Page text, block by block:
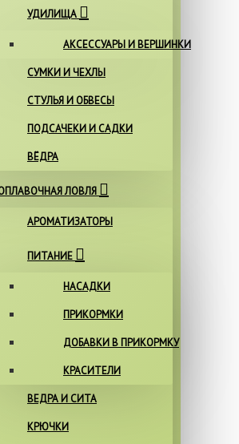
УДИЛИЩА
АКСЕССУАРЫ И ВЕРШИНКИ
СУМКИ И ЧЕХЛЫ
СТУЛЬЯ И ОБВЕСЫ
ПОДСАЧЕКИ И САДКИ
ВЁДРА
ЛОВЛЯ
АРОМАТИЗАТОРЫ
ПИТАНИЕ
НАСАДКИ
ПРИКОРМКИ
ДОБАВКИ В ПРИКОРМКУ
КРАСИТЕЛИ
ВЕДРА И СИТА
КРЮЧКИ